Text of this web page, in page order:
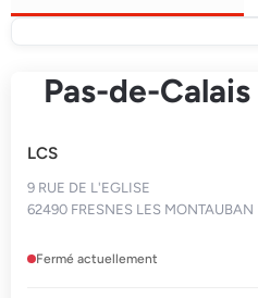
Pas-de-Calais
LCS
9 RUE DE L'EGLISE
62490 FRESNES LES MONTAUBAN
Fermé actuellement